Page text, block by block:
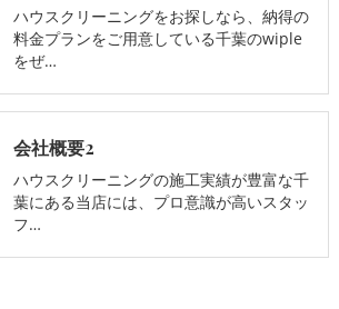
ハウスクリーニングをお探しなら、納得の
料金プランをご用意している千葉のwiple
をぜ…
会社概要2
ハウスクリーニングの施工実績が豊富な千
葉にある当店には、プロ意識が高いスタッ
フ…